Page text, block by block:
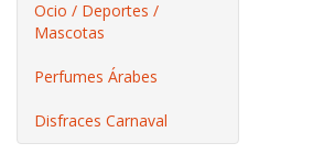
Ocio / Deportes /
Mascotas
Perfumes Árabes
Disfraces Carnaval